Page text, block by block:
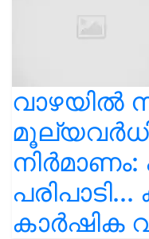
വാഴയിൽ
നിർമാണം:
കാർഷിക